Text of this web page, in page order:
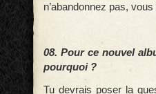
n’abandonnez pas,
08. Pour ce nouvel
pourquoi ?
Tu devrais poser la